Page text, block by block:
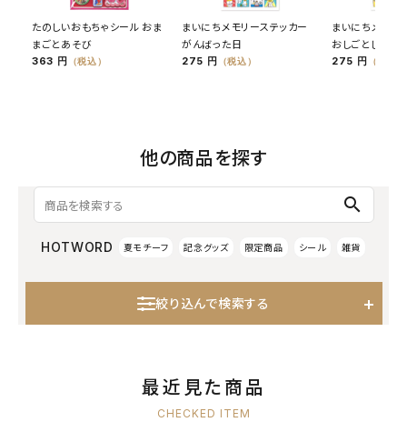
たのしいおもちゃシール おま
まごとあそび
363 円 （税込）
まいにちメモリーステッカー
がんばった日
275 円 （税込）
まいにちメモリ
おしごとした日
275 円 （税込）
他の商品を探す
search
HOTWORD 夏モチーフ 記念グッズ 限定商品 シール 雑貨
絞り込んで検索する
最近見た商品
CHECKED ITEM